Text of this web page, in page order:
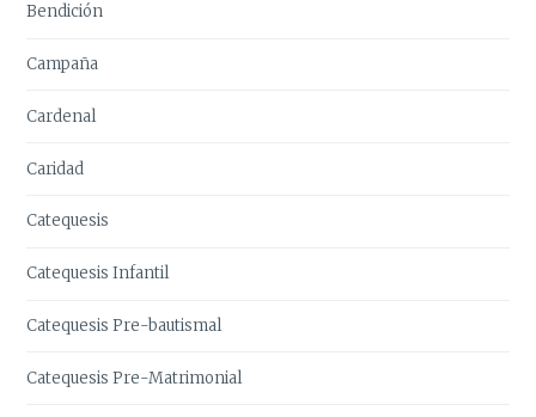
Bendición
Campaña
Cardenal
Caridad
Catequesis
Catequesis Infantil
Catequesis Pre-bautismal
Catequesis Pre-Matrimonial